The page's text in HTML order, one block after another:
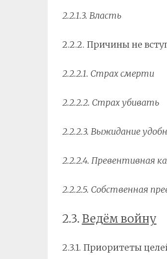
2.2.1.3. Власть
2.2.2. Причины не
2.2.2.1. Страх смерти
2.2.2.2. Страх убивать
2.2.2.3. Выжидание
2.2.2.4. Превентивная
2.2.2.5. Собственная
2.3. Ведём войну
2.3.1. Приоритеты